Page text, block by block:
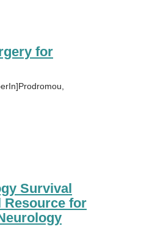
for
Survival
Resource for